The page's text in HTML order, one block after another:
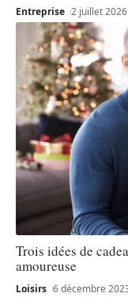
Entreprise 2 juillet 2026
Trois idées de
amoureuse
Loisirs 6 décembre